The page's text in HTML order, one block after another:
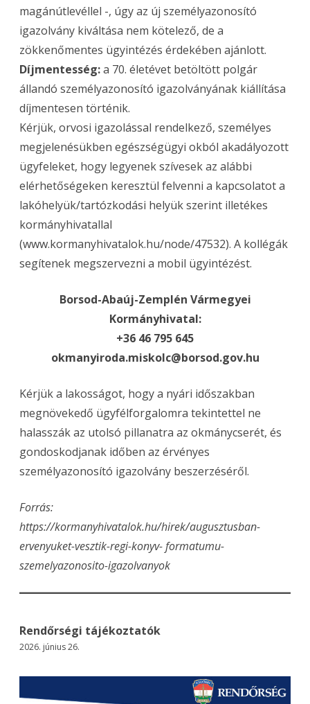
magánútlevéllel -, úgy az új személyazonosító
igazolvány kiváltása nem kötelező, de a
zökkenőmentes ügyintézés érdekében ajánlott.
Díjmentesség:a 70. életévet betöltött polgár
állandó személyazonosító igazolványának kiállítása
díjmentesen történik.
Kérjük, orvosi igazolással rendelkező, személyes
megjelenésükben egészségügyi okból akadályozott
ügyfeleket, hogy legyenek szívesek az alábbi
elérhetőségeken keresztül felvenni a kapcsolatot a
lakóhelyük/tartózkodási helyük szerint illetékes
kormányhivatallal
(www.kormanyhivatalok.hu/node/47532). A kollégák
segítenek megszervezni a mobil ügyintézést.
Borsod-Abaúj-Zemplén Vármegyei
Kormányhivatal:
+36 46 795 645
okmanyiroda.miskolc@borsod.gov.hu
Kérjük a lakosságot, hogy a nyári időszakban
megnövekedő ügyfélforgalomra tekintettel ne
halasszák az utolsó pillanatra az okmánycserét, és
gondoskodjanak időben az érvényes
személyazonosító igazolvány beszerzéséről.
Forrás:
https://kormanyhivatalok.hu/hirek/augusztusban-
ervenyuket-vesztik-regi-konyv- formatumu-
szemelyazonosito-igazolvanyok
Rendőrségi tájékoztatók
2026. június 26.